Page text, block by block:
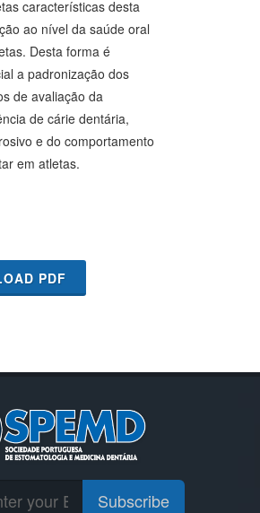
características desta
ao nível da saúde oral
Desta forma é
a padronização dos
de avaliação da
de cárie dentária,
e do comportamento
em atletas.
PDF
Subscribe